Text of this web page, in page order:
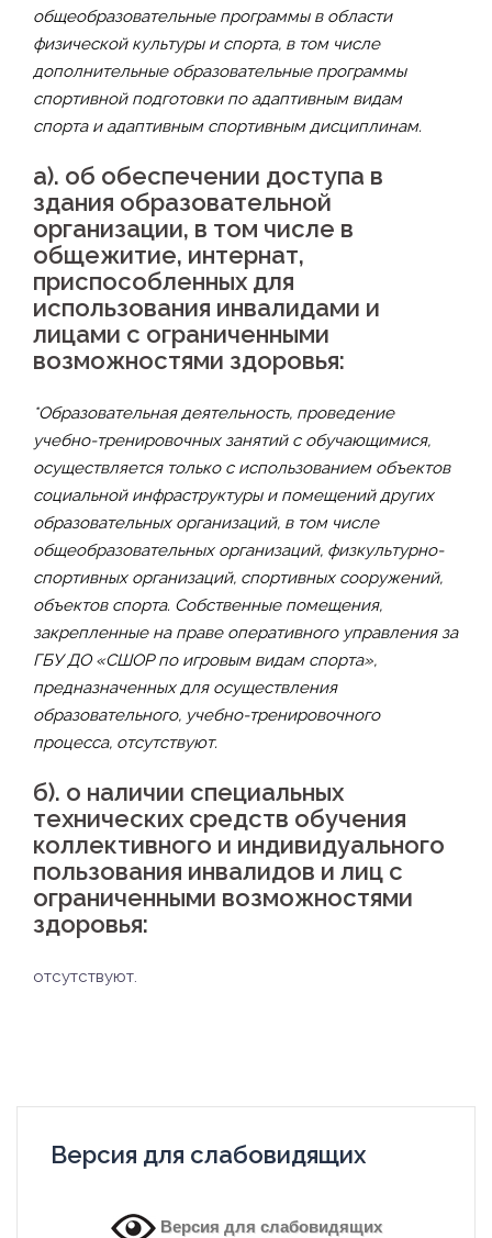
общеобразовательные программы в области
физической культуры и спорта, в том числе
дополнительные образовательные программы
спортивной подготовки по адаптивным видам
спорта и адаптивным спортивным дисциплинам.
а). об обеспечении доступа в
здания образовательной
организации, в том числе в
общежитие, интернат,
приспособленных для
использования инвалидами и
лицами с ограниченными
возможностями здоровья:
*Образовательная деятельность, проведение
учебно-тренировочных занятий с обучающимися,
осуществляется только с использованием объектов
социальной инфраструктуры и помещений других
образовательных организаций, в том числе
общеобразовательных организаций, физкультурно-
спортивных организаций, спортивных сооружений,
объектов спорта. Собственные помещения,
закрепленные на праве оперативного управления за
ГБУ ДО «СШОР по игровым видам спорта»,
предназначенных для осуществления
образовательного, учебно-тренировочного
процесса, отсутствуют.
б). о наличии специальных
технических средств обучения
коллективного и индивидуального
пользования инвалидов и лиц с
ограниченными возможностями
здоровья:
отсутствуют.
Версия для слабовидящих
Версия для слабовидящих